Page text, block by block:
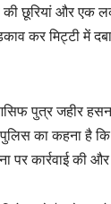
की छूरियां और एक
कर मिट्टी में
पुत्र जहीर
पुलिस का
पर कार्रवाई की